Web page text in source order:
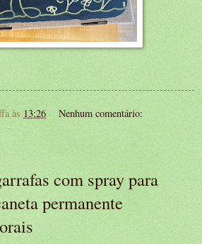
às 13:26 Nenhum comentário:
com spray para
permanente